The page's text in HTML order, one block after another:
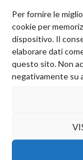
Per fornire le
cookie per
dispositivo. Il
elaborare dati
questo sito. Non
negativamente su
0,00€
Add to cart
0,00€